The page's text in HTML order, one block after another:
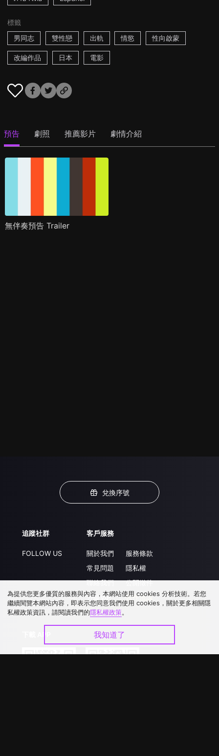
標籤
男同志
雙性戀 出軌 情慾 性向啟蒙
改編作品 日本 電影
預告 劇照 推薦影片 劇情介紹
無伴奏預告 Trailer
兌換序號
追蹤社群
FOLLOW US
客戶服務
關於我們
常見問題
聯絡我們
升級VIP
服務條款
隱私權
公開徵件
合作洽談
為提供您更多優質的服務與內容，本網站使用 cookies 分析技術。若您
繼續閱覽本網站內容，即表示您同意我們使用 cookies，關於更多相關隱
私權政策資訊，請閱讀我們的隱私權政策。
我知道了